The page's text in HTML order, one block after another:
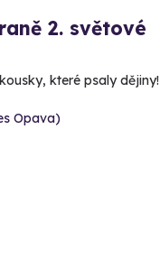
2. světové
které psaly dějiny!
Opava)